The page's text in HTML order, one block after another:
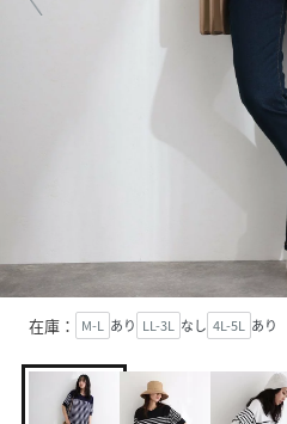
在庫： M-L あり LL-3L なし 4L-5L あり